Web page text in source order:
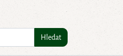
Hledat